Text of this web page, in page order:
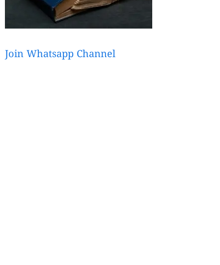
Join Whatsapp Channel